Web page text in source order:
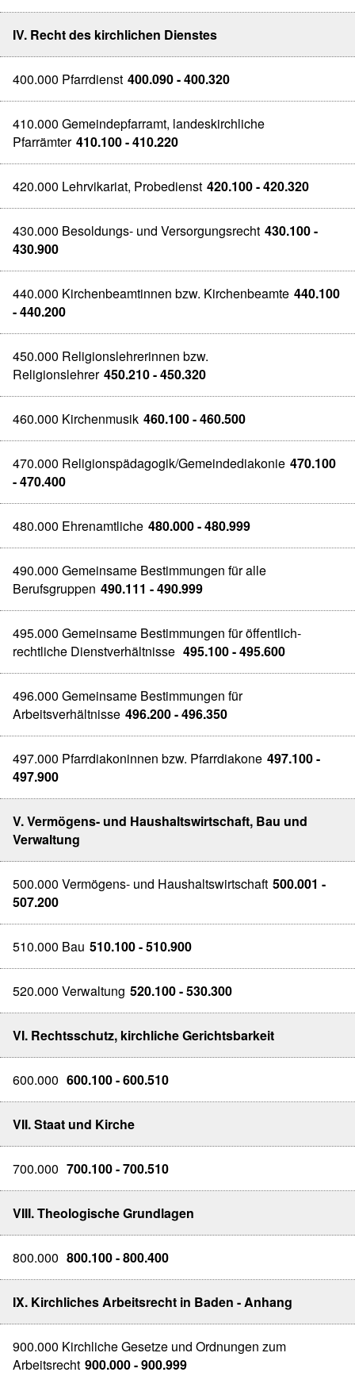
IV. Recht des kirchlichen Dienstes
400.000 Pfarrdienst 400.090 - 400.320
410.000 Gemeindepfarramt, landeskirchliche
Pfarrämter 410.100 - 410.220
420.000 Lehrvikariat, Probedienst 420.100 - 420.320
430.000 Besoldungs- und Versorgungsrecht 430.100 -
430.900
440.000 Kirchenbeamtinnen bzw. Kirchenbeamte 440.100
- 440.200
450.000 Religionslehrerinnen bzw.
Religionslehrer 450.210 - 450.320
460.000 Kirchenmusik 460.100 - 460.500
470.000 Religionspädagogik/Gemeindediakonie 470.100
- 470.400
480.000 Ehrenamtliche 480.000 - 480.999
490.000 Gemeinsame Bestimmungen für alle
Berufsgruppen 490.111 - 490.999
495.000 Gemeinsame Bestimmungen für öffentlich-
rechtliche Dienstverhältnisse 495.100 - 495.600
496.000 Gemeinsame Bestimmungen für
Arbeitsverhältnisse 496.200 - 496.350
497.000 Pfarrdiakoninnen bzw. Pfarrdiakone 497.100 -
497.900
V. Vermögens- und Haushaltswirtschaft, Bau und
Verwaltung
500.000 Vermögens- und Haushaltswirtschaft 500.001 -
507.200
510.000 Bau 510.100 - 510.900
520.000 Verwaltung 520.100 - 530.300
VI. Rechtsschutz, kirchliche Gerichtsbarkeit
600.000 600.100 - 600.510
VII. Staat und Kirche
700.000 700.100 - 700.510
VIII. Theologische Grundlagen
800.000 800.100 - 800.400
IX. Kirchliches Arbeitsrecht in Baden - Anhang
900.000 Kirchliche Gesetze und Ordnungen zum
Arbeitsrecht 900.000 - 900.999